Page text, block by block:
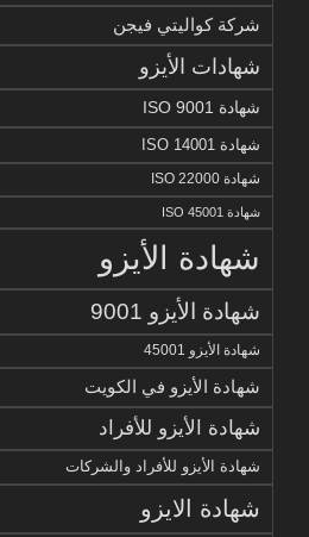
شركة كواليتي فيجن
شهادات الأيزو
شهادة ISO 9001
شهادة ISO 14001
شهادة ISO 22000
شهادة ISO 45001
شهادة الأيزو
شهادة الأيزو 9001
شهادة الأيزو 45001
شهادة الأيزو في الكويت
شهادة الأيزو للأفراد
شهادة الأيزو للأفراد والشركات
شهادة الايزو